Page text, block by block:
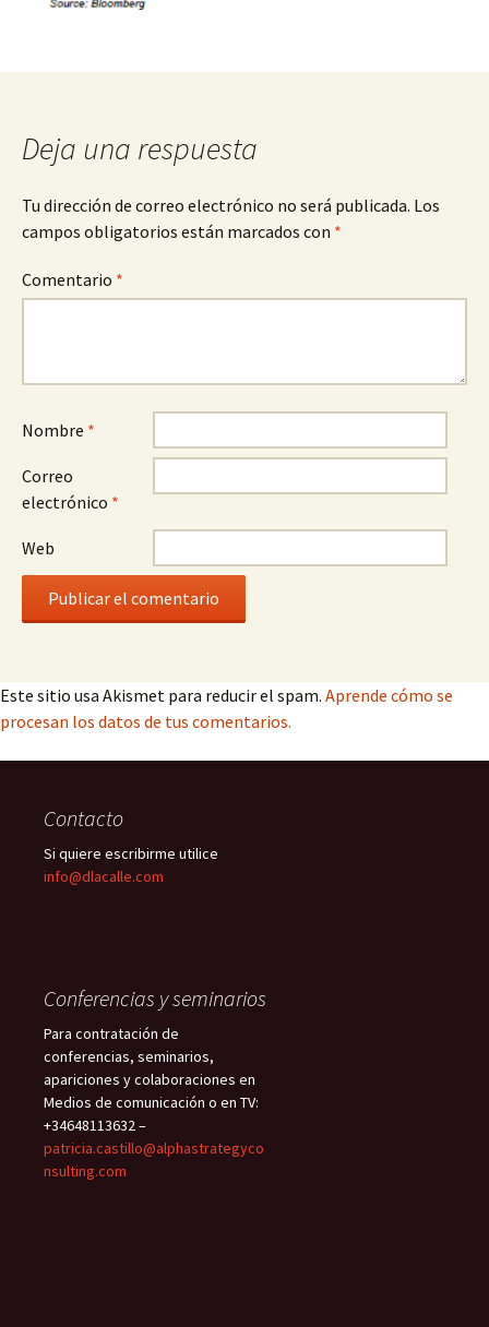
Deja una respuesta
Tu dirección de correo electrónico no será publicada. Los
campos obligatorios están marcados con *
Comentario *
Nombre *
Correo
electrónico *
Web
Este sitio usa Akismet para reducir el spam. Aprende cómo se
procesan los datos de tus comentarios.
Contacto
Si quiere escribirme utilice
info@dlacalle.com
Conferencias y seminarios
Para contratación de
conferencias, seminarios,
apariciones y colaboraciones en
Medios de comunicación o en TV:
+34648113632 –
patricia.castillo@alphastrategyco
nsulting.com